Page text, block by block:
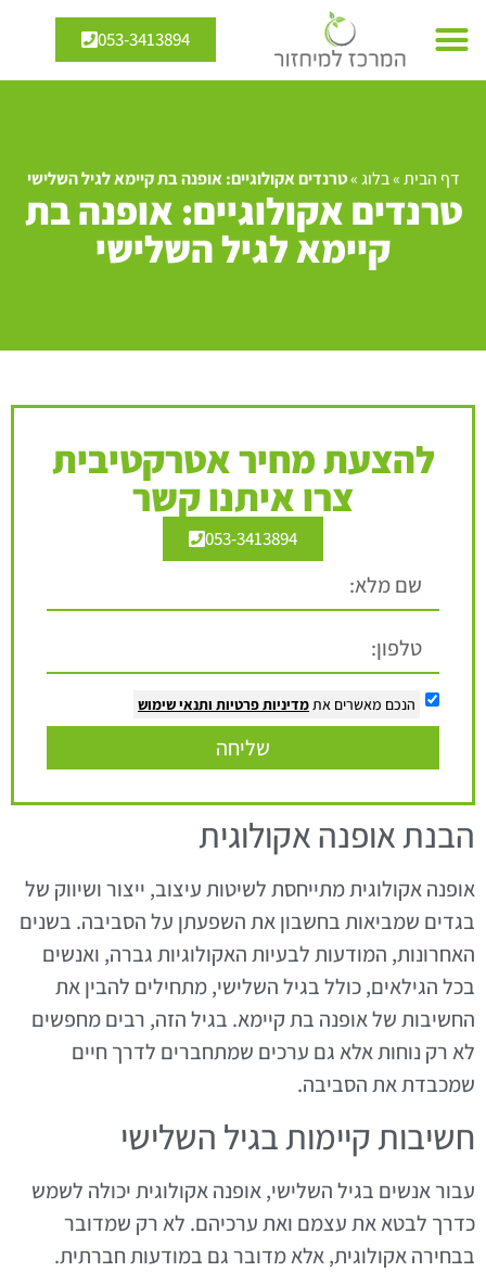
053-3413894
דף הבית»בלוג»טרנדים אקולוגיים: אופנה בת קיימא לגיל השלישי
טרנדים אקולוגיים: אופנה בת
קיימא לגיל השלישי
להצעת מחיר אטרקטיבית
צרו איתנו קשר
053-3413894
הנכם מאשרים את מדיניות פרטיות ותנאי שימוש
שליחה
הבנת אופנה אקולוגית
אופנה אקולוגית מתייחסת לשיטות עיצוב, ייצור ושיווק של
בגדים שמביאות בחשבון את השפעתן על הסביבה. בשנים
האחרונות, המודעות לבעיות האקולוגיות גברה, ואנשים
בכל הגילאים, כולל בגיל השלישי, מתחילים להבין את
החשיבות של אופנה בת קיימא. בגיל הזה, רבים מחפשים
לא רק נוחות אלא גם ערכים שמתחברים לדרך חיים
שמכבדת את הסביבה.
חשיבות קיימות בגיל השלישי
עבור אנשים בגיל השלישי, אופנה אקולוגית יכולה לשמש
כדרך לבטא את עצמם ואת ערכיהם. לא רק שמדובר
בבחירה אקולוגית, אלא מדובר גם במודעות חברתית.